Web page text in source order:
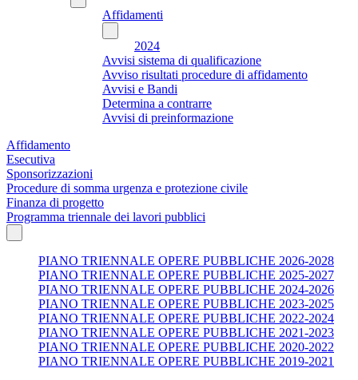
Affidamenti
2024
Avvisi sistema di qualificazione
Avviso risultati procedure di affidamento
Avvisi e Bandi
Determina a contrarre
Avvisi di preinformazione
Affidamento
Esecutiva
Sponsorizzazioni
Procedure di somma urgenza e protezione civile
Finanza di progetto
Programma triennale dei lavori pubblici
PIANO TRIENNALE OPERE PUBBLICHE 2026-2028
PIANO TRIENNALE OPERE PUBBLICHE 2025-2027
PIANO TRIENNALE OPERE PUBBLICHE 2024-2026
PIANO TRIENNALE OPERE PUBBLICHE 2023-2025
PIANO TRIENNALE OPERE PUBBLICHE 2022-2024
PIANO TRIENNALE OPERE PUBBLICHE 2021-2023
PIANO TRIENNALE OPERE PUBBLICHE 2020-2022
PIANO TRIENNALE OPERE PUBBLICHE 2019-2021